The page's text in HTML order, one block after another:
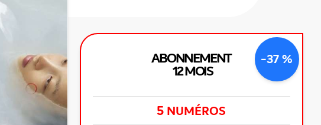
-37 %
ABONNEMENT
12 MOIS
5 NUMÉROS